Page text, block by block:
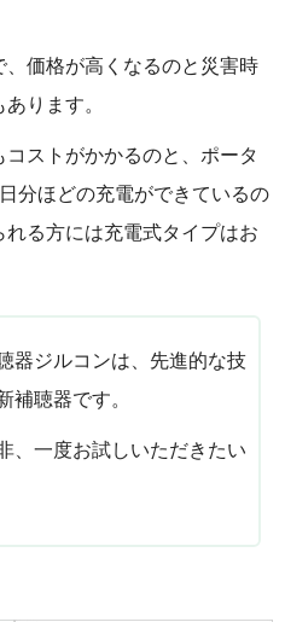
価格が高くなるのと災害時
ります。
ストがかかるのと、ポータ
分ほどの充電ができているの
る方には充電式タイプはお
器ジルコンは、先進的な技
補聴器です。
、一度お試しいただきたい